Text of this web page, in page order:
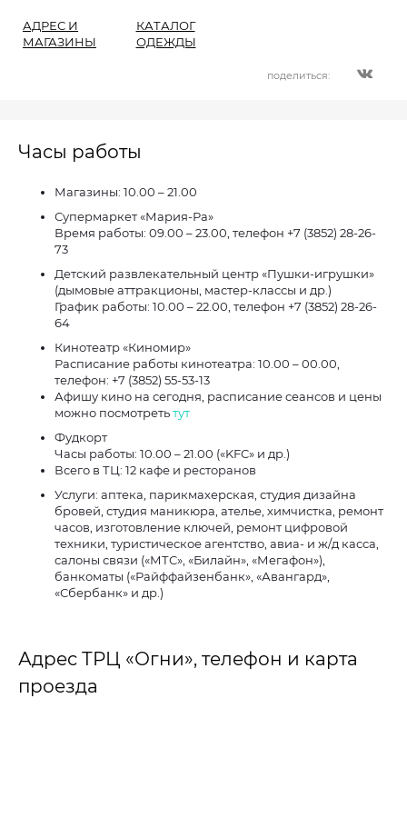
АДРЕС И
МАГАЗИНЫ
КАТАЛОГ
ОДЕЖДЫ
поделиться:
Часы работы
Магазины: 10.00 – 21.00
Супермаркет «Мария-Ра»
Время работы: 09.00 – 23.00, телефон +7 (3852) 28-26-
73
Детский развлекательный центр «Пушки-игрушки»
(дымовые аттракционы, мастер-классы и др.)
График работы: 10.00 – 22.00, телефон +7 (3852) 28-26-
64
Кинотеатр «Киномир»
Расписание работы кинотеатра: 10.00 – 00.00,
телефон: +7 (3852) 55-53-13
Афишу кино на сегодня, расписание сеансов и цены
можно посмотретьтут
Фудкорт
Часы работы: 10.00 – 21.00 («KFC» и др.)
Всего в ТЦ: 12 кафе и ресторанов
Услуги: аптека, парикмахерская, студия дизайна
бровей, студия маникюра, ателье, химчистка, ремонт
часов, изготовление ключей, ремонт цифровой
техники, туристическое агентство, авиа- и ж/д касса,
салоны связи («МТС», «Билайн», «Мегафон»),
банкоматы («Райффайзенбанк», «Авангард»,
«Сбербанк» и др.)
Адрес ТРЦ «Огни», телефон и карта
проезда